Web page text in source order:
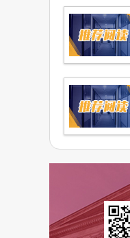
以上是【
询】相关